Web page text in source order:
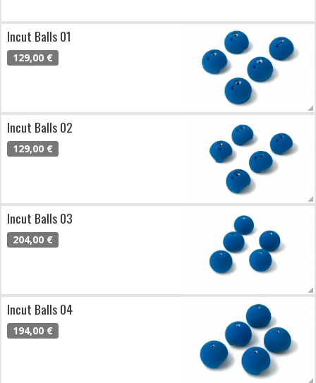
Incut Balls 01
129,00 €
Incut Balls 02
129,00 €
Incut Balls 03
204,00 €
Incut Balls 04
194,00 €